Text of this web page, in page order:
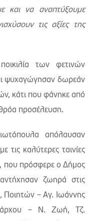
και να αναπτύξουμε
τις αξίες της
των φετινών
ψυχαγώγησαν δωρεάν
κάτι που φάνηκε από
προσέλευση.
απόλαυσαν
τις καλύτερες ταινίες
που πρόσφερε ο Δήμος
ζωηρά στις
Ποιητών – Αγ. Ιωάννης
– Ν. Ζωή, Τζ.